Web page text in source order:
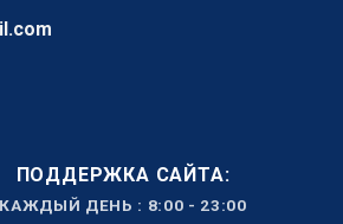
ПОДДЕРЖКА САЙТА:
КАЖДЫЙ ДЕНЬ : 8:00 - 23:00